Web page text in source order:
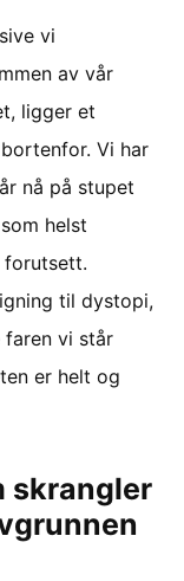
vi
av vår
ligger et
Vi har
nå på stupet
helst
forutsett.
til dystopi,
faren vi står
er helt og
skrangler